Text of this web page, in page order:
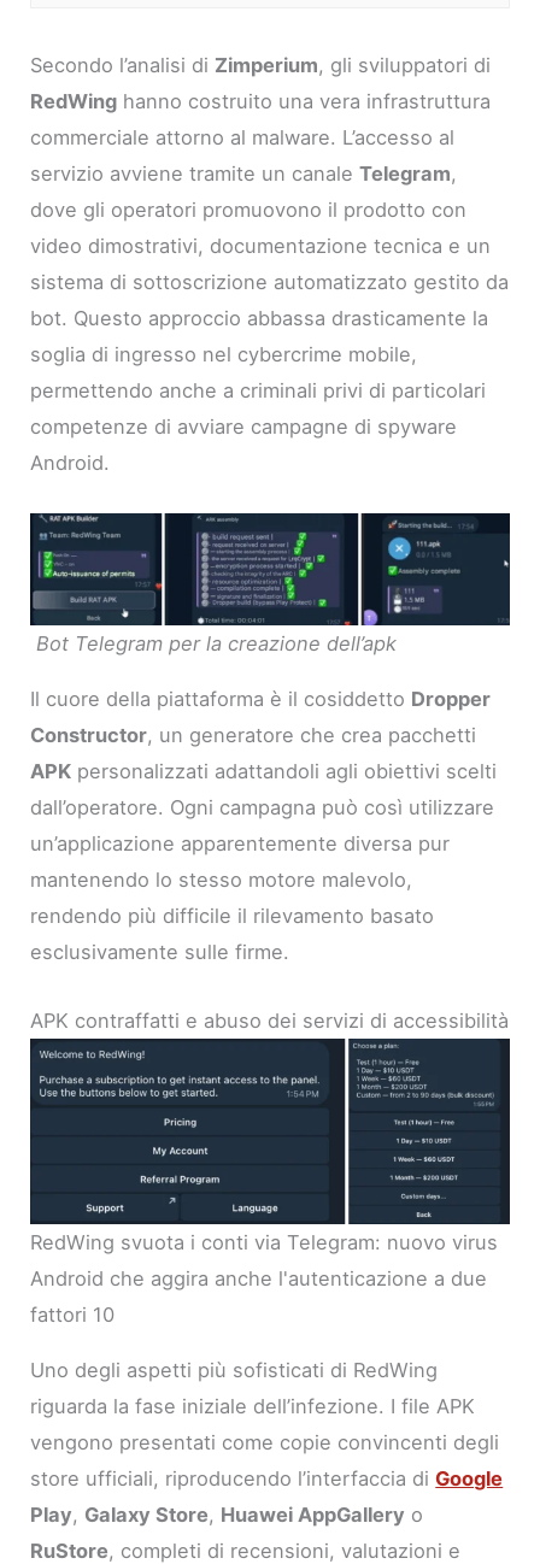
Secondo l’analisi di Zimperium, gli sviluppatori di
RedWing hanno costruito una vera infrastruttura
commerciale attorno al malware. L’accesso al
servizio avviene tramite un canaleTelegram,
dove gli operatori promuovono il prodotto con
video dimostrativi, documentazione tecnica e un
sistema di sottoscrizione automatizzato gestito da
bot. Questo approccio abbassa drasticamente la
soglia di ingresso nel cybercrime mobile,
permettendo anche a criminali privi di particolari
competenze di avviare campagne di spyware
Android.
Bot Telegram per la creazione dell’apk
Il cuore della piattaforma è il cosiddetto Dropper
Constructor, un generatore che crea pacchetti
APK personalizzati adattandoli agli obiettivi scelti
dall’operatore. Ogni campagna può così utilizzare
un’applicazione apparentemente diversa pur
mantenendo lo stesso motore malevolo,
rendendo più difficile il rilevamento basato
esclusivamente sulle firme.
APK contraffatti e abuso dei servizi di accessibilità
RedWing svuota i conti via Telegram: nuovo virus
Android che aggira anche l'autenticazione a due
fattori 10
Uno degli aspetti più sofisticati di RedWing
riguarda la fase iniziale dell’infezione. I file APK
vengono presentati come copie convincenti degli
store ufficiali, riproducendo l’interfaccia diGoogle
Play, Galaxy Store, Huawei AppGallery o
RuStore, completi di recensioni, valutazioni e